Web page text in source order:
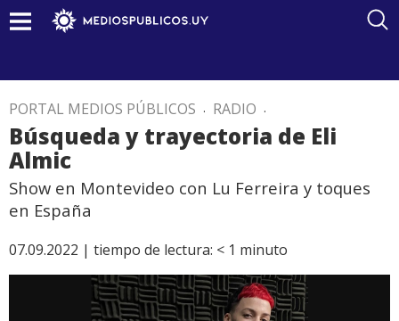
PORTAL MEDIOS PÚBLICOS . RADIO .
Búsqueda y trayectoria de Eli
Almic
Show en Montevideo con Lu Ferreira y toques
en España
07.09.2022 | tiempo de lectura: < 1 minuto